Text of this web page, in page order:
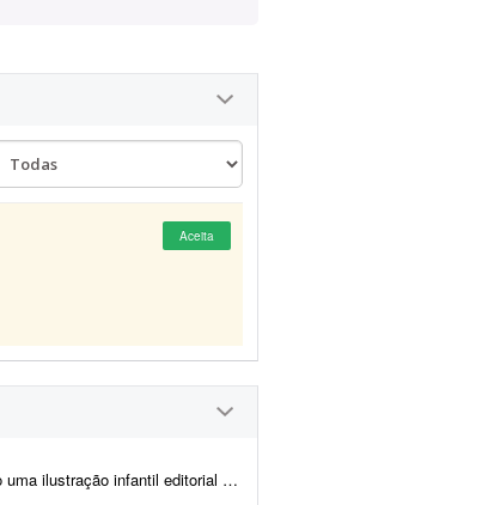
Aceita
com aparência de livro infantil ilustrado &...